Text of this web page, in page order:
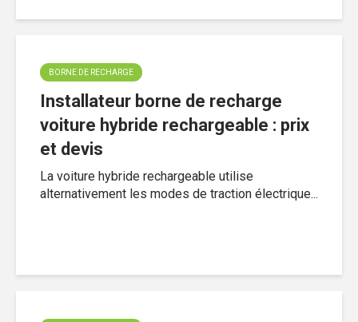
BORNE DE RECHARGE
Installateur borne de recharge
voiture hybride rechargeable : prix
et devis
La voiture hybride rechargeable utilise
alternativement les modes de traction électrique...